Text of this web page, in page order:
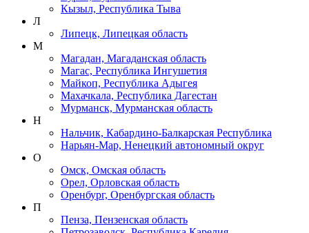
Кызыл, Республика Тыва
Л
Липецк, Липецкая область
М
Магадан, Магаданская область
Магас, Республика Ингушетия
Майкоп, Республика Адыгея
Махачкала, Республика Дагестан
Мурманск, Мурманская область
Н
Нальчик, Кабардино-Балкарская Республика
Нарьян-Мар, Ненецкий автономный округ
О
Омск, Омская область
Орел, Орловская область
Оренбург, Оренбургская область
П
Пенза, Пензенская область